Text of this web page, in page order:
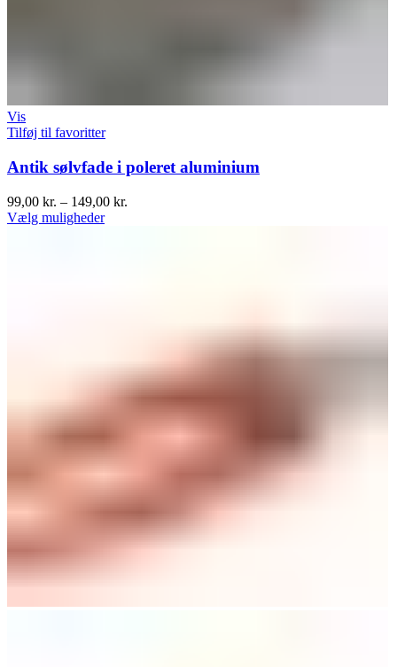
Vis
Tilføj til favoritter
Antik sølvfade i poleret aluminium
99,00 kr. – 149,00 kr.
Vælg muligheder